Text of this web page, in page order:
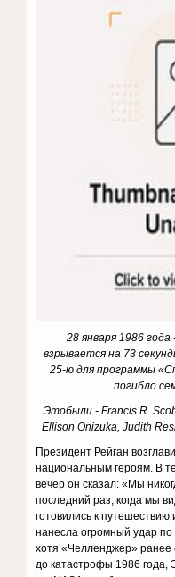
28 января 1986
взрывается на 73
25-ю для программы
погибло
Этобыли - Francis R.
Ellison Onizuka, Judith
Президент Рейган
национальным героям. В
вечер он сказал: «Мы
последний раз, когда мы
готовились к
нанесла огромный удар по
хотя «Челленджер»
до катастрофы 1986 года,